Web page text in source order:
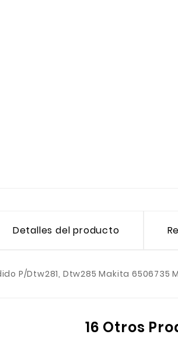
Detalles del producto
P/Dtw281, Dtw285 Makita 6506735
16 Otros